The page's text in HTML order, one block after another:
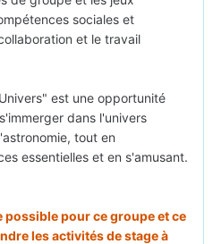
sociales et
et le travail
est une opportunité
dans l'univers
tout en
essentielles et en s'amusant.
possible pour ce groupe et ce
les activités de stage à